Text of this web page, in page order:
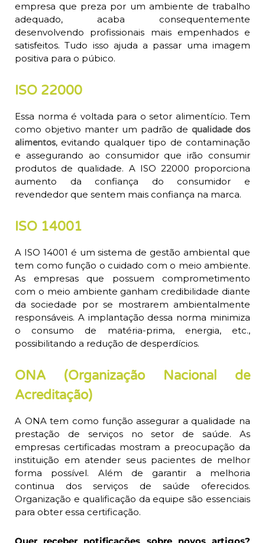
empresa que preza por um ambiente de trabalho
adequado, acaba consequentemente
desenvolvendo profissionais mais empenhados e
satisfeitos. Tudo isso ajuda a passar uma imagem
positiva para o púbico.
ISO 22000
Essa norma é voltada para o setor alimentício. Tem
como objetivo manter um padrão de qualidade dos
alimentos, evitando qualquer tipo de contaminação
e assegurando ao consumidor que irão consumir
produtos de qualidade. A ISO 22000 proporciona
aumento da confiança do consumidor e
revendedor que sentem mais confiança na marca.
ISO 14001
A ISO 14001 é um sistema de gestão ambiental que
tem como função o cuidado com o meio ambiente.
As empresas que possuem comprometimento
com o meio ambiente ganham credibilidade diante
da sociedade por se mostrarem ambientalmente
responsáveis. A implantação dessa norma minimiza
o consumo de matéria-prima, energia, etc.,
possibilitando a redução de desperdícios.
ONA (Organização Nacional de
Acreditação)
A ONA tem como função assegurar a qualidade na
prestação de serviços no setor de saúde. As
empresas certificadas mostram a preocupação da
instituição em atender seus pacientes de melhor
forma possível. Além de garantir a melhoria
continua dos serviços de saúde oferecidos.
Organização e qualificação da equipe são essenciais
para obter essa certificação.